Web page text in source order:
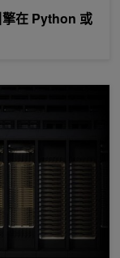
在 Python 或
创下世界纪录